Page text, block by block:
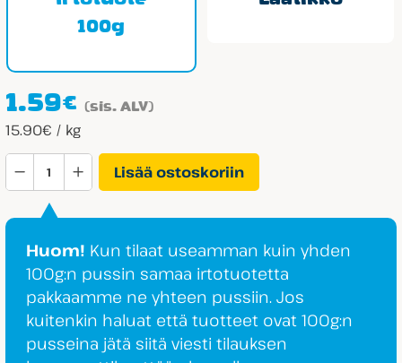
100g
1.59€ (sis. ALV)
15.90€ / kg
TuttiFrutti
Passion
Lisää ostoskoriin
Huom! Kun tilaat useamman kuin yhden
100g:n pussin samaa irtotuotetta
pakkaamme ne yhteen pussiin. Jos
kuitenkin haluat että tuotteet ovat 100g:n
pusseina jätä siitä viesti tilauksen